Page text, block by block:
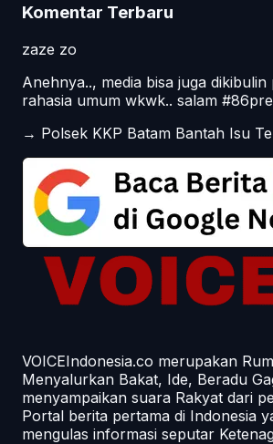
Komentar Terbaru
zaze zo
Anehnya.., media bisa juga dikibulin
rahasia umum wkwk.. salam
→ Polsek KKP Batam Bantah Isu
VOICEIndonesia.co merupakan
Menyalurkan Bakat, Ide, Beradu
menyampaikan suara Rakyat dari
Portal berita pertama di Indonesia
mengulas informasi seputar